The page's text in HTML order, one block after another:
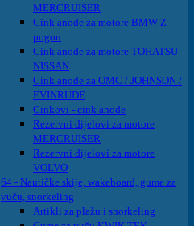
MERCRUISER
Cink anode za motore BMW Z-
pogon
Cink anode za motore TOHATSU -
NISSAN
Cink anode za OMC / JOHNSON /
EVINRUDE
Cinkovi - cink anode
Rezervni dijelovi za motore
MERCRUISER
Rezervni dijelovi za motore
VOLVO
64 - Nautičke skije, wakeboard, gume za
vuču, snorkeling
Artikli za plažu i snorkeling